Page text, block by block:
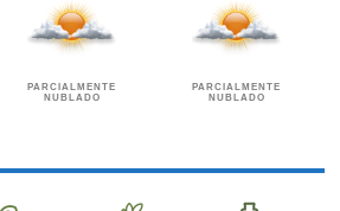
PARCIALMENTE
NUBLADO
PARCIALMENTE
NUBLADO